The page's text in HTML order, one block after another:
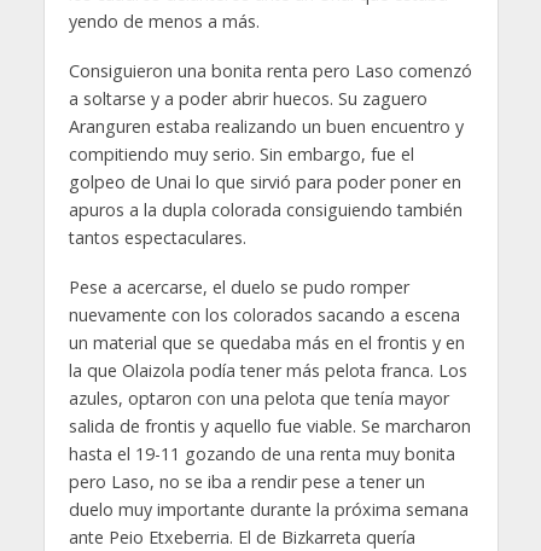
yendo de menos a más.
Consiguieron una bonita renta pero Laso comenzó
a soltarse y a poder abrir huecos. Su zaguero
Aranguren estaba realizando un buen encuentro y
compitiendo muy serio. Sin embargo, fue el
golpeo de Unai lo que sirvió para poder poner en
apuros a la dupla colorada consiguiendo también
tantos espectaculares.
Pese a acercarse, el duelo se pudo romper
nuevamente con los colorados sacando a escena
un material que se quedaba más en el frontis y en
la que Olaizola podía tener más pelota franca. Los
azules, optaron con una pelota que tenía mayor
salida de frontis y aquello fue viable. Se marcharon
hasta el 19-11 gozando de una renta muy bonita
pero Laso, no se iba a rendir pese a tener un
duelo muy importante durante la próxima semana
ante Peio Etxeberria. El de Bizkarreta quería